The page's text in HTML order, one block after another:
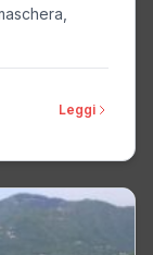
Leggi